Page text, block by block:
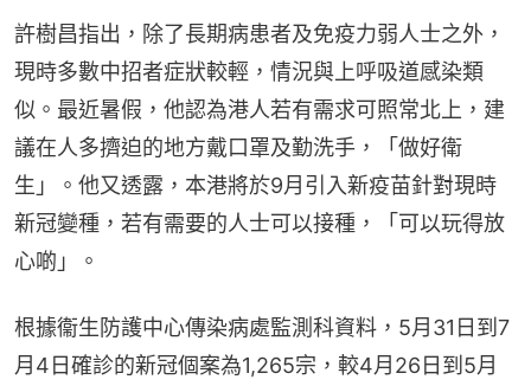
許樹昌指出，除了長期病患者及免疫力弱人士之外，
現時多數中招者症狀較輕，情況與上呼吸道感染類
似。最近暑假，他認為港人若有需求可照常北上，建
議在人多擠迫的地方戴口罩及勤洗手，「做好衛
生」。他又透露，本港將於9月引入新疫苗針對現時
新冠變種，若有需要的人士可以接種，「可以玩得放
心啲」。
根據衞生防護中心傳染病處監測科資料，5月31日到7
月4日確診的新冠個案為1,265宗，較4月26日到5月